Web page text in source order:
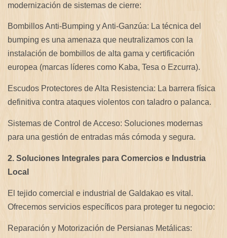
modernización de sistemas de cierre:
Bombillos Anti-Bumping y Anti-Ganzúa: La técnica del
bumping es una amenaza que neutralizamos con la
instalación de bombillos de alta gama y certificación
europea (marcas líderes como Kaba, Tesa o Ezcurra).
Escudos Protectores de Alta Resistencia: La barrera física
definitiva contra ataques violentos con taladro o palanca.
Sistemas de Control de Acceso: Soluciones modernas
para una gestión de entradas más cómoda y segura.
2. Soluciones Integrales para Comercios e Industria
Local
El tejido comercial e industrial de Galdakao es vital.
Ofrecemos servicios específicos para proteger tu negocio:
Reparación y Motorización de Persianas Metálicas: